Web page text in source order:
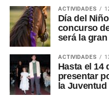
ACTIVIDADES
Día del
concurso
será la
ACTIVIDADES
Hasta el 14
presentar
la Juventud